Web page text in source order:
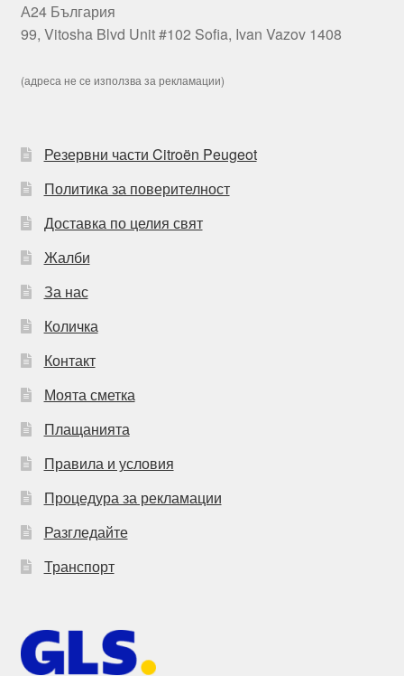
А24 България
99, Vitosha Blvd Unit #102 Sofia, Ivan Vazov 1408
(адреса не се използва за рекламации)
Резервни части Citroën Peugeot
Политика за поверителност
Доставка по целия свят
Жалби
За нас
Количка
Контакт
Моята сметка
Плащанията
Правила и условия
Процедура за рекламации
Разгледайте
Транспорт